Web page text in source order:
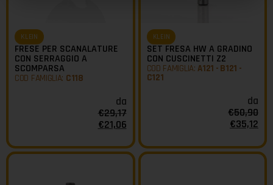
KLEIN
FRESE PER SCANALATURE
CON SERRAGGIO A
SCOMPARSA
COD FAMIGLIA: C118
da
€29,17
€21,06
KLEIN
SET FRESA HW A GRADINO
CON CUSCINETTI Z2
COD FAMIGLIA:A121 - B121 -
C121
da
€50,90
€35,12